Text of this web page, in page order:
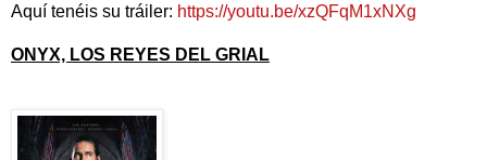
Aquí tenéis su tráiler: https://youtu.be/xzQFqM1xNXg
ONYX, LOS REYES DEL GRIAL